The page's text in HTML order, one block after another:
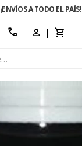
¡ENVÍOS A TODO EL PAÍS!
call